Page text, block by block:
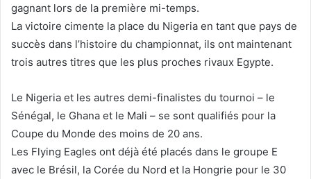
l
gagnant lors de la première mi-temps.
La victoire cimente la place du Nigeria en tant que pays de
succès dans l’histoire du championnat, ils ont maintenant
trois autres titres que les plus proches rivaux Egypte.
Le Nigeria et les autres demi-finalistes du tournoi – le
Sénégal, le Ghana et le Mali – se sont qualifiés pour la
Coupe du Monde des moins de 20 ans.
Les Flying Eagles ont déjà été placés dans le groupe E
avec le Brésil, la Corée du Nord et la Hongrie pour le 30